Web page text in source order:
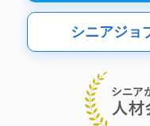
シニアジョ